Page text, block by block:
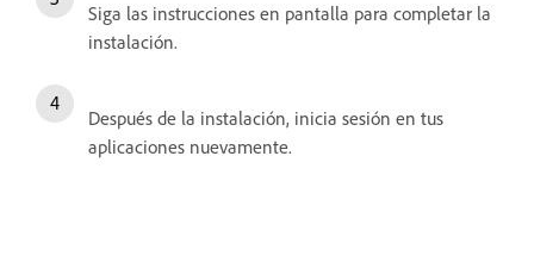
Siga las instrucciones en pantalla para completar la
instalación.
Después de la instalación, inicia sesión en tus
aplicaciones nuevamente.